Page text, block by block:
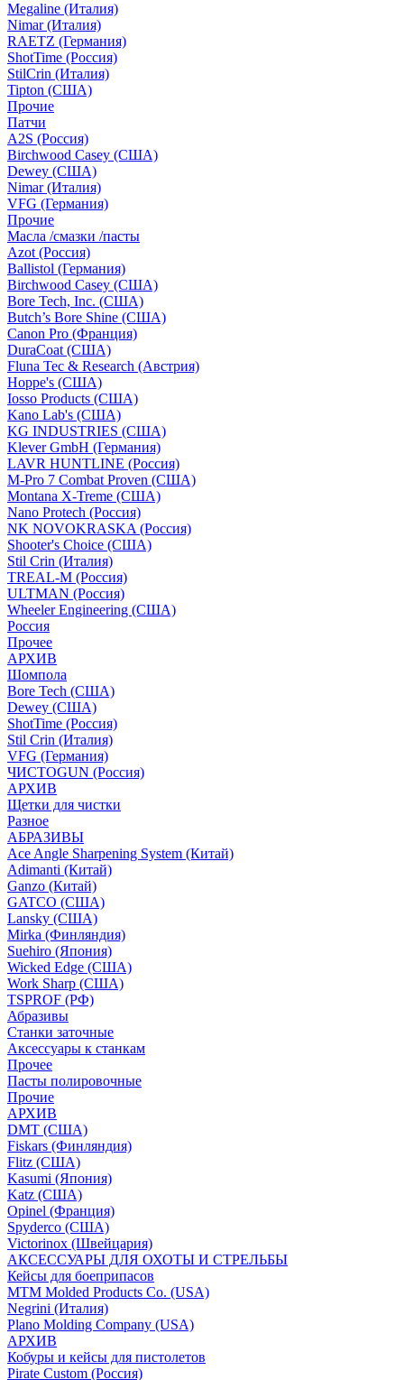
Megaline (Италия)
Nimar (Италия)
RAETZ (Германия)
ShotTime (Россия)
StilCrin (Италия)
Tipton (США)
Прочие
Патчи
A2S (Россия)
Birchwood Casey (США)
Dewey (США)
Nimar (Италия)
VFG (Германия)
Прочие
Масла /смазки /пасты
Azot (Россия)
Ballistol (Германия)
Birchwood Casey (США)
Bore Tech, Inc. (США)
Butch’s Bore Shine (СШA)
Canon Pro (Франция)
DuraCoat (США)
Fluna Tec & Research (Австрия)
Hoppe's (США)
Iosso Products (США)
Kano Lab's (США)
KG INDUSTRIES (США)
Klever GmbH (Германия)
LAVR HUNTLINE (Россия)
M-Pro 7 Combat Proven (СШA)
Montana X-Treme (США)
Nano Protech (Россия)
NK NOVOKRASKA (Россия)
Shooter's Choice (СШA)
Stil Crin (Италия)
TREAL-M (Россия)
ULTMAN (Россия)
Wheeler Engineering (СШA)
Россия
Прочее
АРХИВ
Шомпола
Bore Tech (США)
Dewey (США)
ShotTime (Россия)
Stil Crin (Италия)
VFG (Германия)
ЧИСТОGUN (Россия)
АРХИВ
Щетки для чистки
Разное
АБРАЗИВЫ
Ace Angle Sharpening System (Китай)
Adimanti (Китай)
Ganzo (Китай)
GATCO (США)
Lansky (США)
Mirka (Финляндия)
Suehiro (Япония)
Wicked Edge (США)
Work Sharp (США)
TSPROF (РФ)
Абразивы
Станки заточные
Аксессуары к станкам
Прочее
Пасты полировочные
Прочие
АРХИВ
DMT (США)
Fiskars (Финляндия)
Flitz (США)
Kasumi (Япония)
Katz (США)
Opinel (Франция)
Spyderco (США)
Victorinox (Швейцария)
АКСЕССУАРЫ ДЛЯ ОХОТЫ И СТРЕЛЬБЫ
Кейсы для боеприпасов
MTM Molded Products Co. (USA)
Negrini (Италия)
Plano Molding Company (USA)
АРХИВ
Кобуры и кейсы для пистолетов
Pirate Custom (Россия)